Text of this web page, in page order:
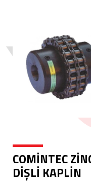
COMİNTEC
DİŞLİ KAPLİN